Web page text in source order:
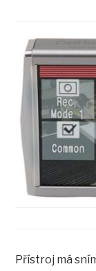
Přístroj má